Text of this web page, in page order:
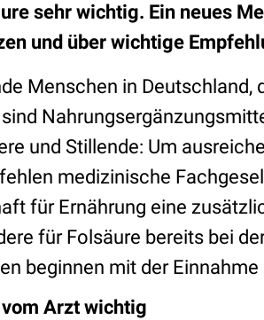
sehr wichtig. Ein neues
und über wichtige
Menschen in
und Stillende: Um
medizinische
für Ernährung eine
für Folsäure bereits bei
beginnen mit der
Arzt wichtig